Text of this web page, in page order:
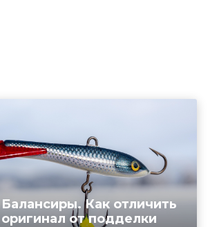
Балансиры. Как отличить
оригинал от подделки